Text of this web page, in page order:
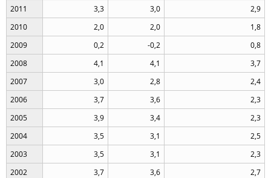
2011
3,3 3,0
2,9
2010
2,0 2,0
1,8
2009
0,2 -0,2
0,8
2008
4,1 4,1
3,7
2007
3,0 2,8
2,4
2006
3,7 3,6
2,3
2005
3,9 3,4
2,3
2004
3,5 3,1
2,5
2003
3,5 3,1
2,3
2002
3,7 3,6
2,7